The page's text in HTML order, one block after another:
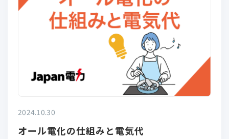
2024.10.30
オール電化の仕組みと電気代